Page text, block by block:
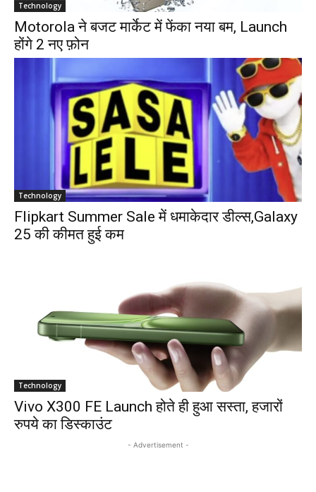
Technology
Motorola ने बजट मार्केट में फेंका नया बम, Launch
होंगे 2 नए फ़ोन
Technology
Flipkart Summer Sale में धमाकेदार डील्स,Galaxy
25 की कीमत हुई कम
Technology
Vivo X300 FE Launch होते ही हुआ सस्ता, हजारों
रुपये का डिस्काउंट
- Advertisement -